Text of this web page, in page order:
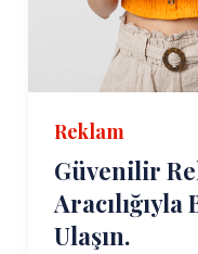
Reklam
Güvenilir
Ulaşın.